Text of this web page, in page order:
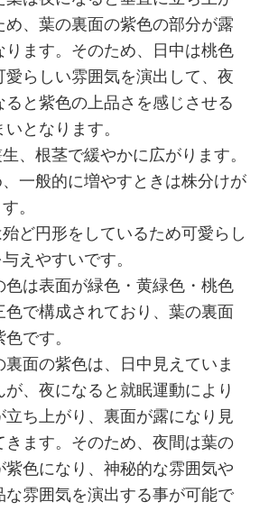
め、葉の裏面の紫色の部分が露
ります。そのため、日中は桃色
愛らしい雰囲気を演出して、夜
ると紫色の上品さを感じさせる
いとなります。
、根茎で緩やかに広がります。
一般的に増やすときは株分けが
。
ど円形をしているため可愛らし
えやすいです。
色は表面が緑色・黄緑色・桃色
色で構成されており、葉の裏面
色です。
裏面の紫色は、日中見えていま
が、夜になると就眠運動により
立ち上がり、裏面が露になり見
きます。そのため、夜間は葉の
紫色になり、神秘的な雰囲気や
な雰囲気を演出する事が可能で